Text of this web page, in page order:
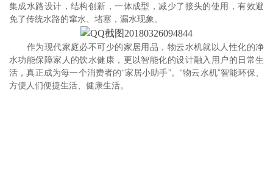
集成水路设计，结构创新，一体成型，减少了接头的使用，有效避
免了传统水路的窜水、堵塞，漏水现象。
作为现代家庭必不可少的家居用品，物云水机就以人性化的净
水功能保障家人的饮水健康，更以智能化的设计融入用户的日常生
活，真正成为每一个消费者的“家居小助手”。“物云水机”智能环保、
方便人们便捷生活、健康生活。